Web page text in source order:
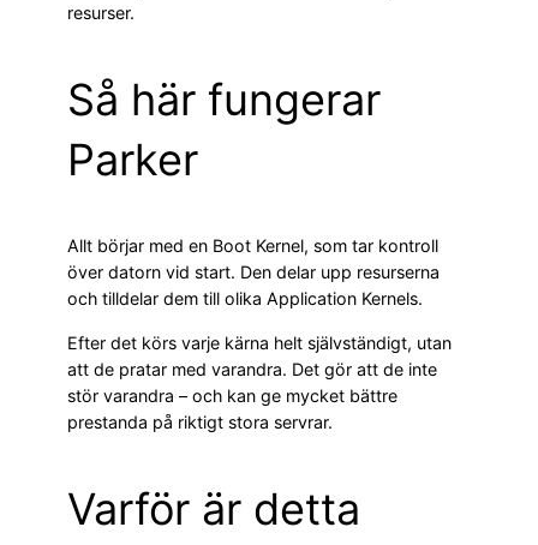
resurser.
Så här fungerar
Parker
Allt börjar med en Boot Kernel, som tar kontroll
över datorn vid start. Den delar upp resurserna
och tilldelar dem till olika Application Kernels.
Efter det körs varje kärna helt självständigt, utan
att de pratar med varandra. Det gör att de inte
stör varandra – och kan ge mycket bättre
prestanda på riktigt stora servrar.
Varför är detta